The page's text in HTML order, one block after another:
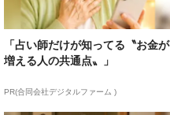
「占い師だけが知ってる〝お金が
増える人の共通点〟」
PR(合同会社デジタルファーム )